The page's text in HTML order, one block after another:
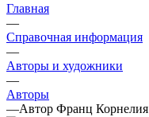
Главная
—
Справочная информация
—
Авторы и художники
—
Авторы
—Автор Франц Корнелия